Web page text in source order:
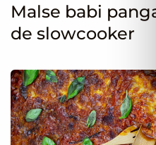
Malse babi
de slowcooker
Lees
meer
over
Gegrilde